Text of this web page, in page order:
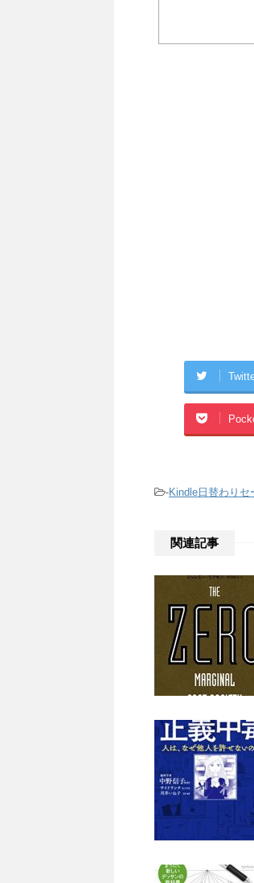
-Kindle日替わりセ
関連記事